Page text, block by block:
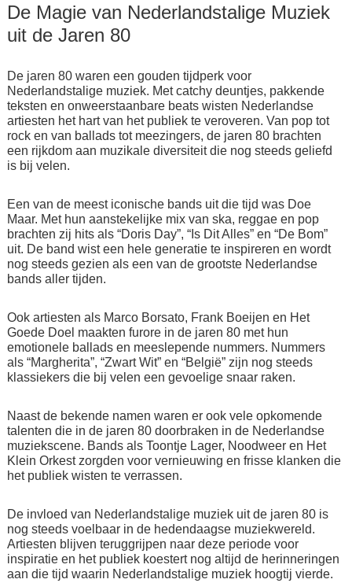
De Magie van Nederlandstalige Muziek
uit de Jaren 80
De jaren 80 waren een gouden tijdperk voor
Nederlandstalige muziek. Met catchy deuntjes, pakkende
teksten en onweerstaanbare beats wisten Nederlandse
artiesten het hart van het publiek te veroveren. Van pop tot
rock en van ballads tot meezingers, de jaren 80 brachten
een rijkdom aan muzikale diversiteit die nog steeds geliefd
is bij velen.
Een van de meest iconische bands uit die tijd was Doe
Maar. Met hun aanstekelijke mix van ska, reggae en pop
brachten zij hits als “Doris Day”, “Is Dit Alles” en “De Bom”
uit. De band wist een hele generatie te inspireren en wordt
nog steeds gezien als een van de grootste Nederlandse
bands aller tijden.
Ook artiesten als Marco Borsato, Frank Boeijen en Het
Goede Doel maakten furore in de jaren 80 met hun
emotionele ballads en meeslepende nummers. Nummers
als “Margherita”, “Zwart Wit” en “België” zijn nog steeds
klassiekers die bij velen een gevoelige snaar raken.
Naast de bekende namen waren er ook vele opkomende
talenten die in de jaren 80 doorbraken in de Nederlandse
muziekscene. Bands als Toontje Lager, Noodweer en Het
Klein Orkest zorgden voor vernieuwing en frisse klanken die
het publiek wisten te verrassen.
De invloed van Nederlandstalige muziek uit de jaren 80 is
nog steeds voelbaar in de hedendaagse muziekwereld.
Artiesten blijven teruggrijpen naar deze periode voor
inspiratie en het publiek koestert nog altijd de herinneringen
aan die tijd waarin Nederlandstalige muziek hoogtij vierde.